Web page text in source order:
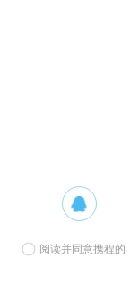
阅读并同意携程的